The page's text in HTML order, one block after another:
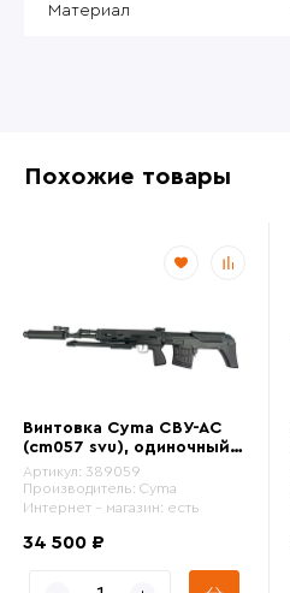
Материал
Похожие товары
Винтовка Cyma СВУ-АС
(cm057 svu), одиночный
огонь
Артикул: 389059
Производитель: Cyma
Интернет - магазин: есть
34 500 ₽